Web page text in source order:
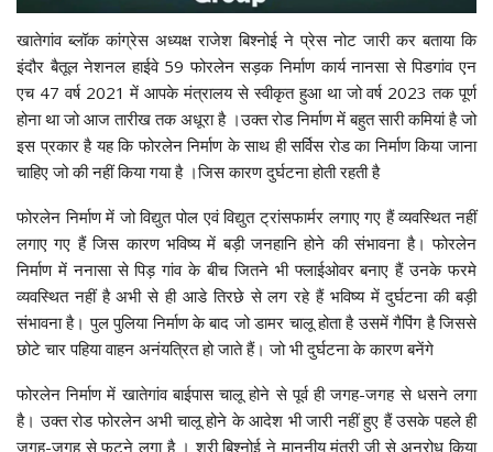
खातेगांव ब्लॉक कांग्रेस अध्यक्ष राजेश बिश्नोई ने प्रेस नोट जारी कर बताया कि
इंदौर बैतूल नेशनल हाईवे 59 फोरलेन सड़क निर्माण कार्य नानसा से पिडगांव एन
एच 47 वर्ष 2021 में आपके मंत्रालय से स्वीकृत हुआ था जो वर्ष 2023 तक पूर्ण
होना था जो आज तारीख तक अधूरा है ।उक्त रोड निर्माण में बहुत सारी कमियां है जो
इस प्रकार है यह कि फोरलेन निर्माण के साथ ही सर्विस रोड का निर्माण किया जाना
चाहिए जो की नहीं किया गया है ।जिस कारण दुर्घटना होती रहती है
फोरलेन निर्माण में जो विद्युत पोल एवं विद्युत ट्रांसफार्मर लगाए गए हैं व्यवस्थित नहीं
लगाए गए हैं जिस कारण भविष्य में बड़ी जनहानि होने की संभावना है। फोरलेन
निर्माण में ननासा से पिड़ गांव के बीच जितने भी फ्लाईओवर बनाए हैं उनके फरमे
व्यवस्थित नहीं है अभी से ही आडे तिरछे से लग रहे हैं भविष्य में दुर्घटना की बड़ी
संभावना है। पुल पुलिया निर्माण के बाद जो डामर चालू होता है उसमें गैपिंग है जिससे
छोटे चार पहिया वाहन अनंयत्रित हो जाते हैं। जो भी दुर्घटना के कारण बनेंगे
फोरलेन निर्माण में खातेगांव बाईपास चालू होने से पूर्व ही जगह-जगह से धसने लगा
है। उक्त रोड फोरलेन अभी चालू होने के आदेश भी जारी नहीं हुए हैं उसके पहले ही
जगह-जगह से फूटने लगा है । श्री बिश्नोई ने माननीय मंत्री जी से अनुरोध किया